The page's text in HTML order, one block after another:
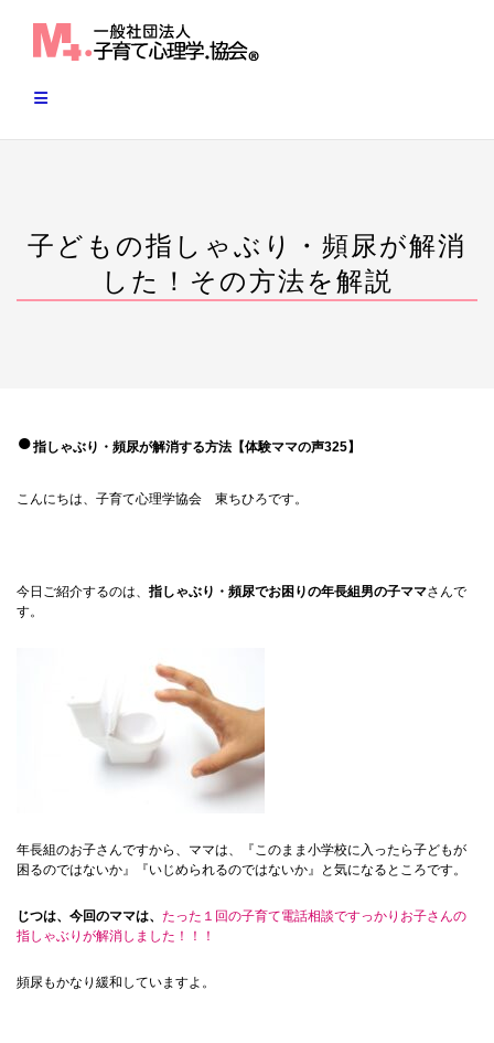
子どもの指しゃぶり・頻尿が解消
した！その方法を解説
●指しゃぶり・頻尿が解消する方法【体験ママの声325】
こんにちは、子育て心理学協会 東ちひろです。
今日ご紹介するのは、 指しゃぶり・頻尿でお困りの年長組男の子ママさんで
す。
年長組のお子さんですから、ママは、『このまま小学校に入ったら子どもが
困るのではないか』『いじめられるのではないか』と気になるところです。
じつは、今回のママは、 たった１回の子育て電話相談ですっかりお子さんの
指しゃぶりが解消しました！！！
頻尿もかなり緩和していますよ。